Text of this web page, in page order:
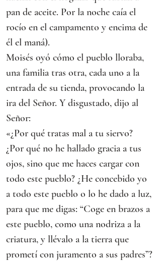
pan de aceite. Por la noche caía el
rocío en el campamento y encima de
él el maná).
Moisés oyó cómo el pueblo lloraba,
una familia tras otra, cada uno a la
entrada de su tienda, provocando la
ira del Señor. Y disgustado, dijo al
Señor:
«¿Por qué tratas mal a tu siervo?
¿Por qué no he hallado gracia a tus
ojos, sino que me haces cargar con
todo este pueblo? ¿He concebido yo
a todo este pueblo o lo he dado a luz,
para que me digas: “Coge en brazos a
este pueblo, como una nodriza a la
criatura, y llévalo a la tierra que
prometí con juramento a sus padres”?